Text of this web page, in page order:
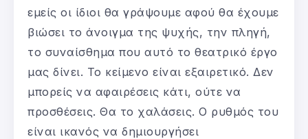
εμείς οι ίδιοι θα γράψουμε αφού θα έχουμε
βιώσει το άνοιγμα της ψυχής, την πληγή,
το συναίσθημα που αυτό το θεατρικό έργο
μας δίνει. Το κείμενο είναι εξαιρετικό. Δεν
μπορείς να αφαιρέσεις κάτι, ούτε να
προσθέσεις. Θα το χαλάσεις. Ο ρυθμός του
είναι ικανός να δημιουργήσει